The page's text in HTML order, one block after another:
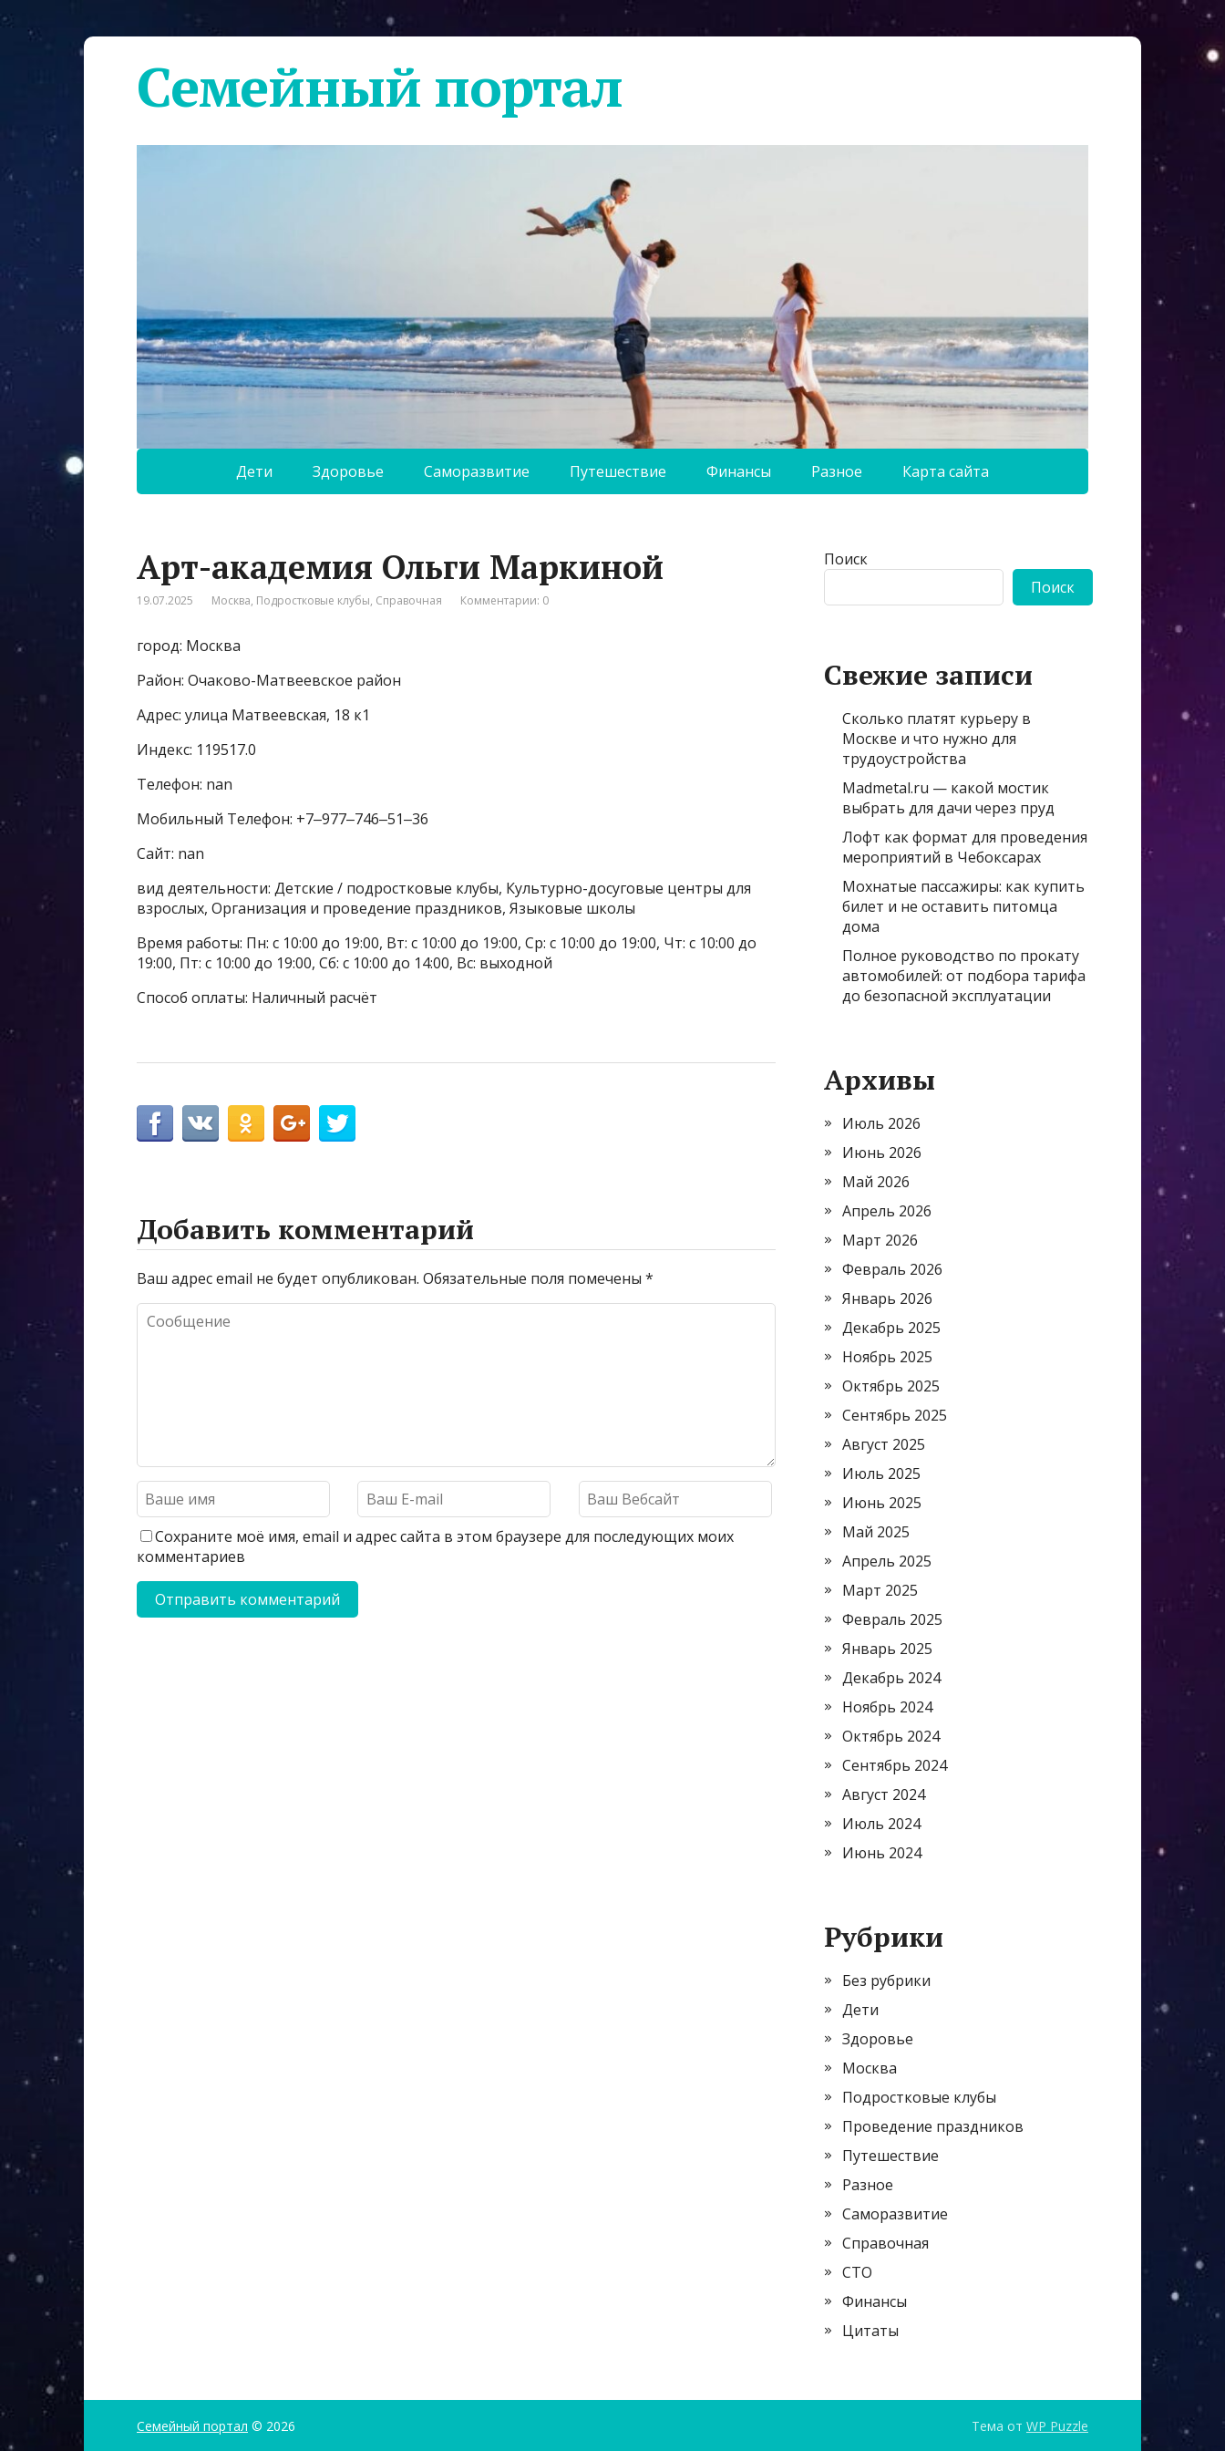
Семейный портал
Дети Здоровье Саморазвитие Путешествие Финансы Разное Карта сайта
Арт-академия Ольги Маркиной
19.07.2025 Москва, Подростковые клубы, Справочная Комментарии: 0
город: Москва
Район: Очаково-Матвеевское район
Адрес: улица Матвеевская, 18 к1
Индекс: 119517.0
Телефон: nan
Мобильный Телефон: +7‒977‒746‒51‒36
Сайт: nan
вид деятельности: Детские / подростковые клубы, Культурно-досуговые центры для
взрослых, Организация и проведение праздников, Языковые школы
Время работы: Пн: с 10:00 до 19:00, Вт: с 10:00 до 19:00, Ср: с 10:00 до 19:00, Чт: с 10:00 до
19:00, Пт: с 10:00 до 19:00, Сб: с 10:00 до 14:00, Вс: выходной
Способ оплаты: Наличный расчёт
Добавить комментарий
Ваш адрес email не будет опубликован. Обязательные поля помечены *
Сохраните моё имя, email и адрес сайта в этом браузере для последующих моих
комментариев
Поиск
Поиск
Свежие записи
Сколько платят курьеру в
Москве и что нужно для
трудоустройства
Madmetal.ru — какой мостик
выбрать для дачи через пруд
Лофт как формат для проведения
мероприятий в Чебоксарах
Мохнатые пассажиры: как купить
билет и не оставить питомца
дома
Полное руководство по прокату
автомобилей: от подбора тарифа
до безопасной эксплуатации
Архивы
Июль 2026
Июнь 2026
Май 2026
Апрель 2026
Март 2026
Февраль 2026
Январь 2026
Декабрь 2025
Ноябрь 2025
Октябрь 2025
Сентябрь 2025
Август 2025
Июль 2025
Июнь 2025
Май 2025
Апрель 2025
Март 2025
Февраль 2025
Январь 2025
Декабрь 2024
Ноябрь 2024
Октябрь 2024
Сентябрь 2024
Август 2024
Июль 2024
Июнь 2024
Рубрики
Без рубрики
Дети
Здоровье
Москва
Подростковые клубы
Проведение праздников
Путешествие
Разное
Саморазвитие
Справочная
СТО
Финансы
Цитаты
Семейный портал © 2026 Тема от WP Puzzle